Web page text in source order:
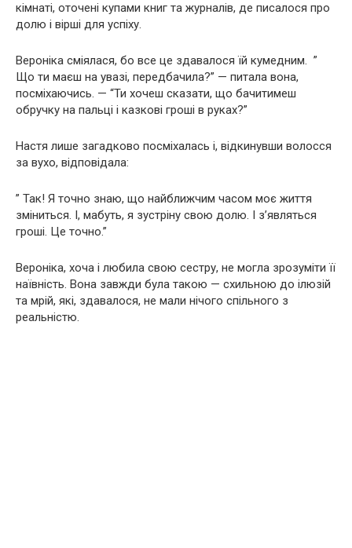
кімнаті, оточені купами книг та журналів, де писалося про
долю і вірші для успіху.
Вероніка сміялася, бо все це здавалося їй кумедним. ”
Що ти маєш на увазі, передбачила?” — питала вона,
посміхаючись. — “Ти хочеш сказати, що бачитимеш
обручку на пальці і казкові гроші в руках?”
Настя лише загадково посміхалась і, відкинувши волосся
за вухо, відповідала:
” Так! Я точно знаю, що найближчим часом моє життя
зміниться. І, мабуть, я зустріну свою долю. І з’являться
гроші. Це точно.”
Вероніка, хоча і любила свою сестру, не могла зрозуміти її
наївність. Вона завжди була такою — схильною до ілюзій
та мрій, які, здавалося, не мали нічого спільного з
реальністю.